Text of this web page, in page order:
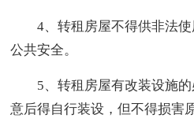
4、转租房屋不得供非法使
公共安全。
5、转租房屋有改装设施的
意后得自行装设，但不得损害